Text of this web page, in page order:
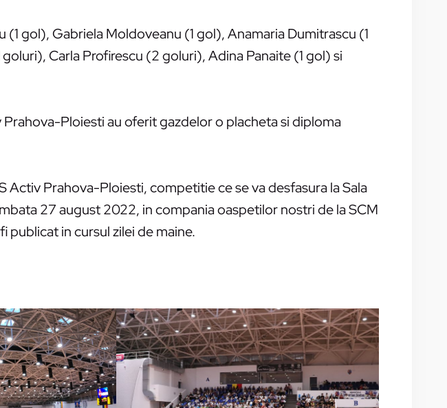
gol), Gabriela Moldoveanu (1 gol), Anamaria Dumitrascu (1
Carla Profirescu (2 goluri), Adina Panaite (1 gol) si
Ploiesti au oferit gazdelor o placheta si diploma
Activ Prahova-Ploiesti, competitie ce se va desfasura la Sala
27 august 2022, in compania oaspetilor nostri de la SCM
publicat in cursul zilei de maine.